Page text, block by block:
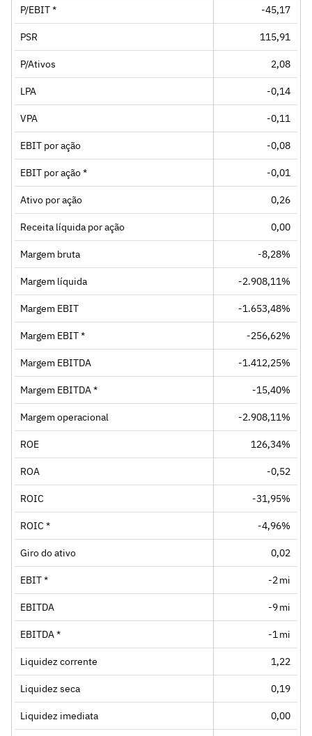
P/EBIT * -45,17
PSR 115,91
P/Ativos 2,08
LPA -0,14
VPA -0,11
EBIT por ação -0,08
EBIT por ação * -0,01
Ativo por ação 0,26
Receita líquida por ação 0,00
Margem bruta -8,28%
Margem líquida -2.908,11%
Margem EBIT -1.653,48%
Margem EBIT * -256,62%
Margem EBITDA -1.412,25%
Margem EBITDA * -15,40%
Margem operacional -2.908,11%
ROE 126,34%
ROA -0,52
ROIC -31,95%
ROIC * -4,96%
Giro do ativo 0,02
EBIT * -2 mi
EBITDA -9 mi
EBITDA * -1 mi
Liquidez corrente 1,22
Liquidez seca 0,19
Liquidez imediata 0,00